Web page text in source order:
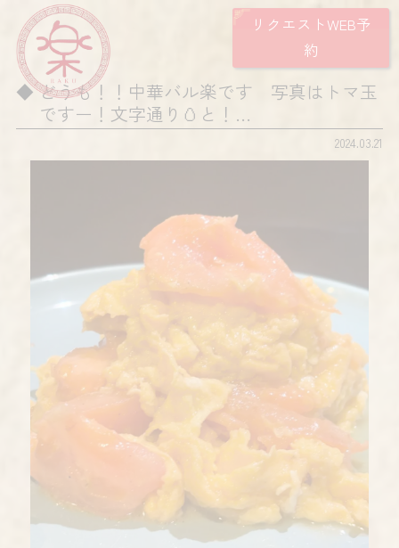
リクエストWEB予
約
どうも！！中華バル楽です 写真はトマ玉
ですー！文字通り🥚と！…
2024.03.21